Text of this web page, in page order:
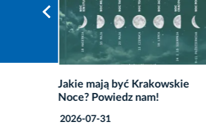
Jakie mają być Krakowskie
Noce? Powiedz nam!
2026-07-31